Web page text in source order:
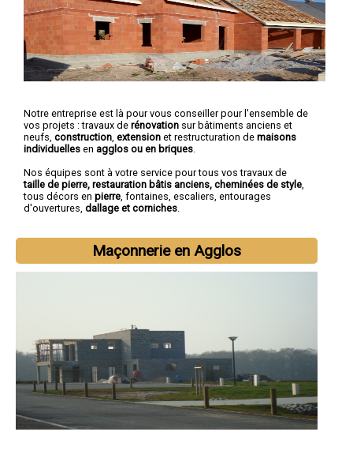
Notre entreprise est là pour vous conseiller pour l'ensemble de
vos projets : travaux de rénovation sur bâtiments anciens et
neufs, construction extension et restructuration de maisons
individuelles en agglos ou en briques
Nos équipes sont à votre service pour tous vos travaux de
taille de pierre, restauration bâtis anciens, cheminées de style
tous décors en pierre , fontaines, escaliers, entourages
d'ouvertures, dallage et corniches
Maçonnerie en Agglos